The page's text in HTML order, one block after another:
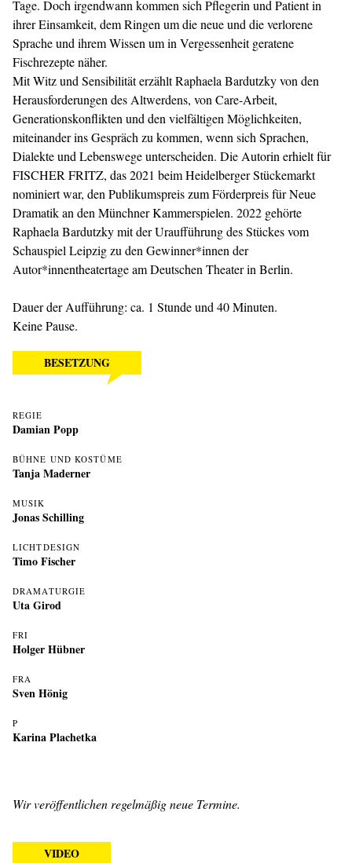
Tage. Doch irgendwann kommen sich Pflegerin und Patient in
ihrer Einsamkeit, dem Ringen um die neue und die verlorene
Sprache und ihrem Wissen um in Vergessenheit geratene
Fischrezepte näher.
Mit Witz und Sensibilität erzählt Raphaela Bardutzky von den
Herausforderungen des Altwerdens, von Care-Arbeit,
Generationskonflikten und den vielfältigen Möglichkeiten,
miteinander ins Gespräch zu kommen, wenn sich Sprachen,
Dialekte und Lebenswege unterscheiden. Die Autorin erhielt für
FISCHER FRITZ, das 2021 beim Heidelberger Stückemarkt
nominiert war, den Publikumspreis zum Förderpreis für Neue
Dramatik an den Münchner Kammerspielen. 2022 gehörte
Raphaela Bardutzky mit der Uraufführung des Stückes vom
Schauspiel Leipzig zu den Gewinner*innen der
Autor*innentheatertage am Deutschen Theater in Berlin.
Dauer der Aufführung: ca. 1 Stunde und 40 Minuten.
Keine Pause.
BESETZUNG
REGIE
Damian Popp
BÜHNE UND KOSTÜME
Tanja Maderner
MUSIK
Jonas Schilling
LICHTDESIGN
Timo Fischer
DRAMATURGIE
Uta Girod
FRI
Holger Hübner
FRA
Sven Hönig
P
Karina Plachetka
Wir veröffentlichen regelmäßig neue Termine.
VIDEO